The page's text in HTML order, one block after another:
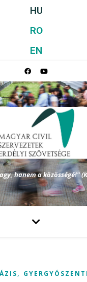
HU
RO
EN
hanem a közösségé!"
,